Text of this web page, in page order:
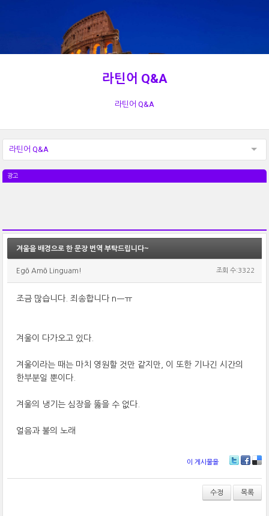
라틴어 Q&A
라틴어 Q&A
라틴어 Q&A
광고
겨울을 배경으로 한 문장 번역 부탁드립니다~
Egō Amō Linguam! 조회 수:3322
조금 많습니다. 죄송합니다 nㅡㅠ
겨울이 다가오고 있다.
겨울이라는 때는 마치 영원할 것만 같지만, 이 또한 기나긴 시간의
한부분일 뿐이다.
겨울의 냉기는 심장을 뚫을 수 없다.
얼음과 불의 노래
이 게시물을
wi
er
ce
bo
ok
lici
ou
s
수정 목록